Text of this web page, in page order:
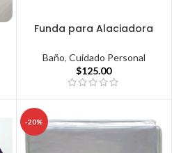
Funda para Alaciadora
Baño, Cuidado Personal
$125.00
-20%